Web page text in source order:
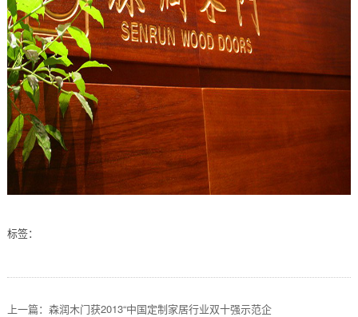
标签：
上一篇：森润木门获2013“中国定制家居行业双十强示范企